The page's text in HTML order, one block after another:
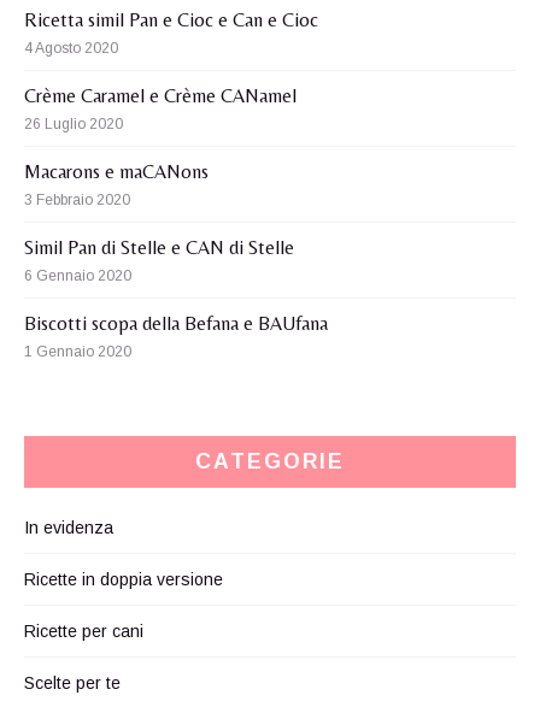
Ricetta simil Pan e Cioc e Can e Cioc
4 Agosto 2020
Crème Caramel e Crème CANamel
26 Luglio 2020
Macarons e maCANons
3 Febbraio 2020
Simil Pan di Stelle e CAN di Stelle
6 Gennaio 2020
Biscotti scopa della Befana e BAUfana
1 Gennaio 2020
CATEGORIE
In evidenza
Ricette in doppia versione
Ricette per cani
Scelte per te